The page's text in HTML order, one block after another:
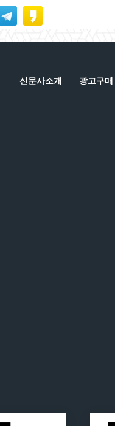
신문사소개 광고구매